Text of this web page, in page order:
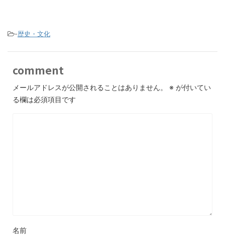
-歴史・文化
comment
メールアドレスが公開されることはありません。 ※ が付いてい
る欄は必須項目です
名前